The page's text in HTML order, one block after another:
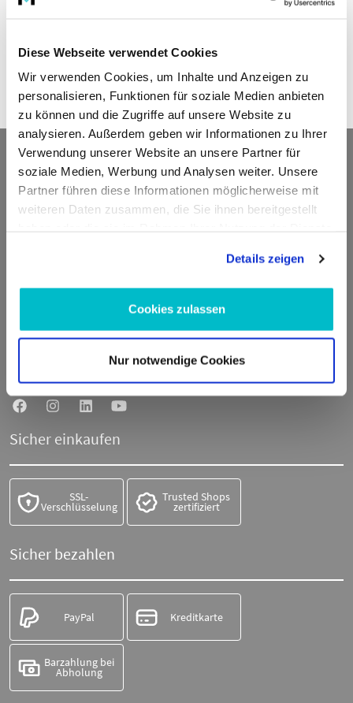
Diese Webseite verwendet Cookies
Wir verwenden Cookies, um Inhalte und Anzeigen zu
personalisieren, Funktionen für soziale Medien anbieten
zu können und die Zugriffe auf unsere Website zu
analysieren. Außerdem geben wir Informationen zu Ihrer
Verwendung unserer Website an unsere Partner für
soziale Medien, Werbung und Analysen weiter. Unsere
Partner führen diese Informationen möglicherweise mit
weiteren Daten zusammen, die Sie ihnen bereitgestellt
Details zeigen
Cookies zulassen
Nur notwendige Cookies
Für Beratung zu Teilen und Passgenauigkeit stehen wir Ihnen
gern zur Verfügung. Bestellen Sie passende SKF
Teile für Ihre
oder kontaktieren Sie unseren technischen Support
für Empfehlungen.
Kontakt
ADDED VALUE Unlimited GmbH
Mo-Fr 7:30-12:00 Uhr & 13:00 - 16:00 Uhr
+49 711 21951190
Sicher einkaufen
SSL-
Verschlüsselung
Trusted Shops
zertifiziert
Sicher bezahlen
PayPal Kreditkarte
Barzahlung bei
Abholung